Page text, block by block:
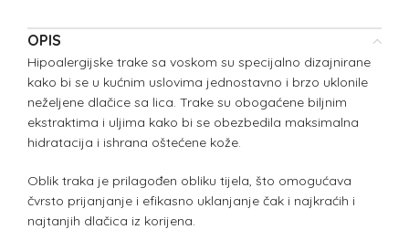
OPIS
Hipoalergijske trake sa voskom su specijalno dizajnirane
kako bi se u kućnim uslovima jednostavno i brzo uklonile
neželjene dlačice sa lica. Trake su obogaćene biljnim
ekstraktima i uljima kako bi se obezbedila maksimalna
hidratacija i ishrana oštećene kože.
Oblik traka je prilagođen obliku tijela, što omogućava
čvrsto prijanjanje i efikasno uklanjanje čak i najkraćih i
najtanjih dlačica iz korijena.